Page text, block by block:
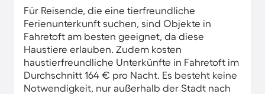
Für Reisende, die eine tierfreundliche
Ferienunterkunft suchen, sind Objekte in
Fahretoft am besten geeignet, da diese
Haustiere erlauben. Zudem kosten
haustierfreundliche Unterkünfte in Fahretoft im
Durchschnitt 164 € pro Nacht. Es besteht keine
Notwendigkeit, nur außerhalb der Stadt nach